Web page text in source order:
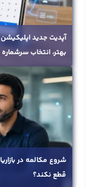
آپدیت جدید
بهتر، انتخاب
شروع مکالمه در
قطع نکند؟